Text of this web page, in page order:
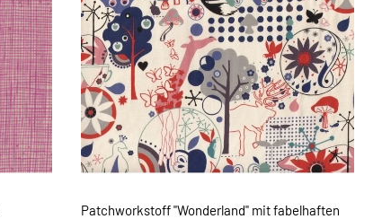
Patchworkstoff "Wonderland" mit fabelhaften